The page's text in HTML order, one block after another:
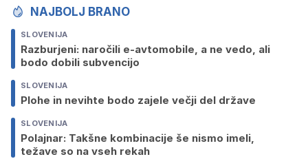
NAJBOLJ BRANO
SLOVENIJA
Razburjeni: naročili e-avtomobile, a ne vedo, ali
bodo dobili subvencijo
SLOVENIJA
Plohe in nevihte bodo zajele večji del države
SLOVENIJA
Polajnar: Takšne kombinacije še nismo imeli,
težave so na vseh rekah